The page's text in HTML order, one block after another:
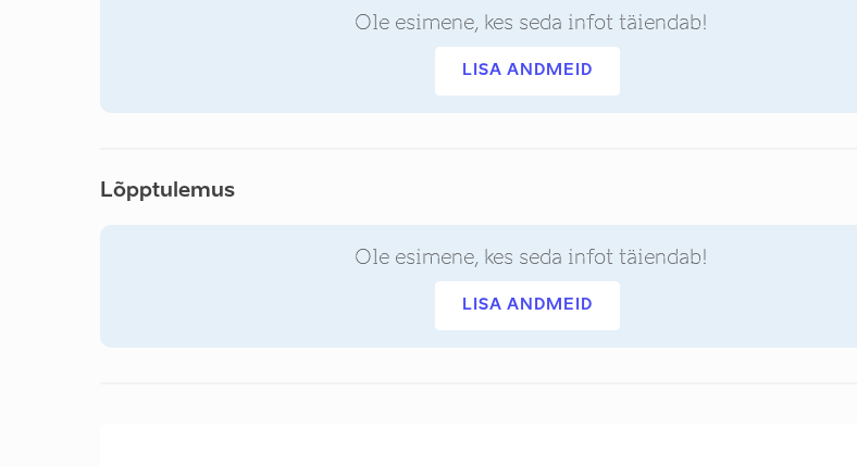
Ole esimene, kes seda infot täiendab!
LISA ANDMEID
Lõpptulemus
Ole esimene, kes seda infot täiendab!
LISA ANDMEID